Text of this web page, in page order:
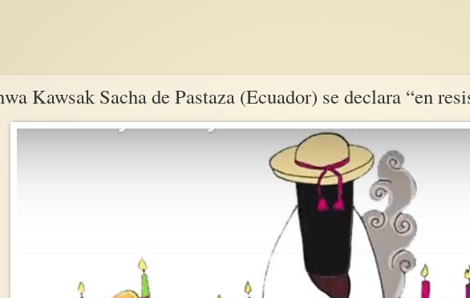
Kawsak Sacha de Pastaza (Ecuador) se declara “en